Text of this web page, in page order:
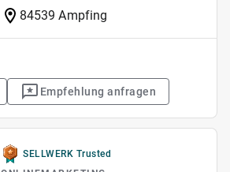
84539 Ampfing
Empfehlung anfragen
SELLWERK Trusted